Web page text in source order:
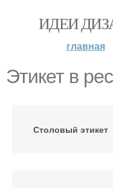
ИДЕИ
главная
Этикет в
Столовый этикет